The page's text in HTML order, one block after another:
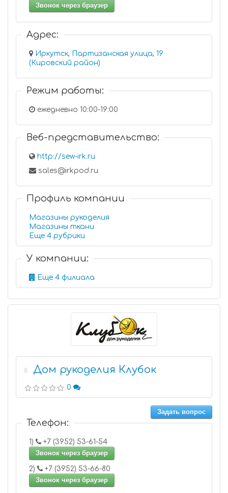
Звонок через браузер
Адрес:
Иркутск, Партизанская улица, 19
(Кировский район)
Режим работы:
ежедневно 10:00-19:00
Веб-представительство:
http://sew-irk.ru
sales@irkpod.ru
Профиль компании
Магазины рукоделия
Магазины ткани
Еще 4 рубрики
У компании:
Еще 4 филиала
8 Дом рукоделия Клубок
0
Задать вопрос
Телефон:
1)
+7 (3952) 53-61-54
Звонок через браузер
2)
+7 (3952) 53-66-80
Звонок через браузер